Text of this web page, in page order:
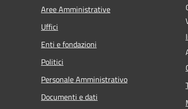
Aree Amministrative
Uffici
Enti e fondazioni
Politici
Personale Amministrativo
Documenti e dati